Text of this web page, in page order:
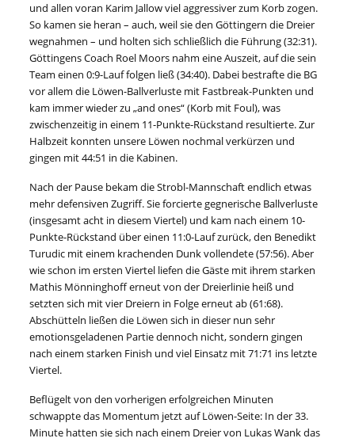
und allen voran Karim Jallow viel aggressiver zum Korb zogen.
So kamen sie heran – auch, weil sie den Göttingern die Dreier
wegnahmen – und holten sich schließlich die Führung (32:31).
Göttingens Coach Roel Moors nahm eine Auszeit, auf die sein
Team einen 0:9-Lauf folgen ließ (34:40). Dabei bestrafte die BG
vor allem die Löwen-Ballverluste mit Fastbreak-Punkten und
kam immer wieder zu „and ones“ (Korb mit Foul), was
zwischenzeitig in einem 11-Punkte-Rückstand resultierte. Zur
Halbzeit konnten unsere Löwen nochmal verkürzen und
gingen mit 44:51 in die Kabinen.
Nach der Pause bekam die Strobl-Mannschaft endlich etwas
mehr defensiven Zugriff. Sie forcierte gegnerische Ballverluste
(insgesamt acht in diesem Viertel) und kam nach einem 10-
Punkte-Rückstand über einen 11:0-Lauf zurück, den Benedikt
Turudic mit einem krachenden Dunk vollendete (57:56). Aber
wie schon im ersten Viertel liefen die Gäste mit ihrem starken
Mathis Mönninghoff erneut von der Dreierlinie heiß und
setzten sich mit vier Dreiern in Folge erneut ab (61:68).
Abschütteln ließen die Löwen sich in dieser nun sehr
emotionsgeladenen Partie dennoch nicht, sondern gingen
nach einem starken Finish und viel Einsatz mit 71:71 ins letzte
Viertel.
Beflügelt von den vorherigen erfolgreichen Minuten
schwappte das Momentum jetzt auf Löwen-Seite: In der 33.
Minute hatten sie sich nach einem Dreier von Lukas Wank das